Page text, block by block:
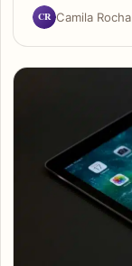
CR Camila Rocha